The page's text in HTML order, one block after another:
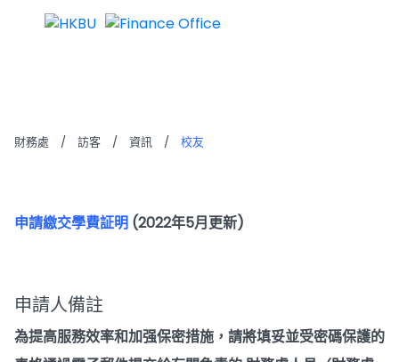
財務處 / 訪客 / 資訊 / 校友
申請繳交學費証明 (2022年5月更新)
申請人備註
為提高服務效率和加强保密措施，請將填妥並受密碼保護的